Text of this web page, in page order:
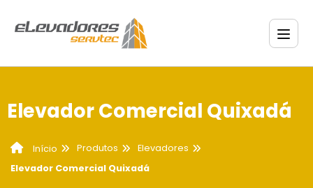
Elevador Comercial Quixadá
Início Produtos
Elevadores
Elevador Comercial Quixadá